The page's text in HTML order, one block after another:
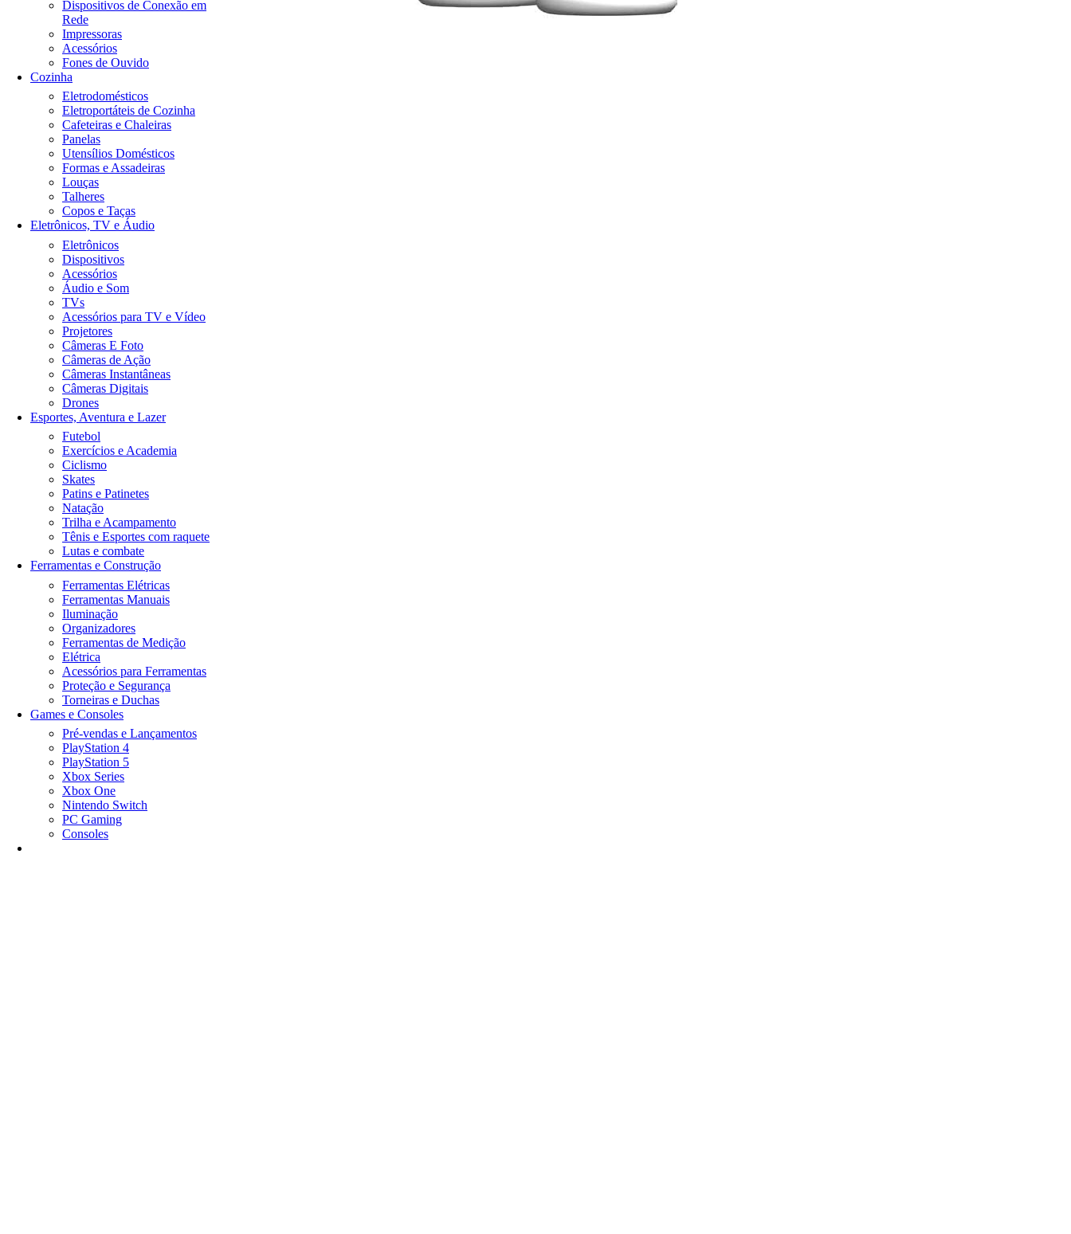
Dispositivos de Conexão em
Rede
Impressoras
Acessórios
Fones de Ouvido
Cozinha
Eletrodomésticos
Eletroportáteis de Cozinha
Cafeteiras e Chaleiras
Panelas
Utensílios Domésticos
Formas e Assadeiras
Louças
Talheres
Copos e Taças
Eletrônicos, TV e Áudio
Eletrônicos
Dispositivos
Acessórios
Áudio e Som
TVs
Acessórios para TV e Vídeo
Projetores
Câmeras E Foto
Câmeras de Ação
Câmeras Instantâneas
Câmeras Digitais
Drones
Esportes, Aventura e Lazer
Futebol
Exercícios e Academia
Ciclismo
Skates
Patins e Patinetes
Natação
Trilha e Acampamento
Tênis e Esportes com raquete
Lutas e combate
Ferramentas e Construção
Ferramentas Elétricas
Ferramentas Manuais
Iluminação
Organizadores
Ferramentas de Medição
Elétrica
Acessórios para Ferramentas
Proteção e Segurança
Torneiras e Duchas
Games e Consoles
Pré-vendas e Lançamentos
PlayStation 4
PlayStation 5
Xbox Series
Xbox One
Nintendo Switch
PC Gaming
Consoles